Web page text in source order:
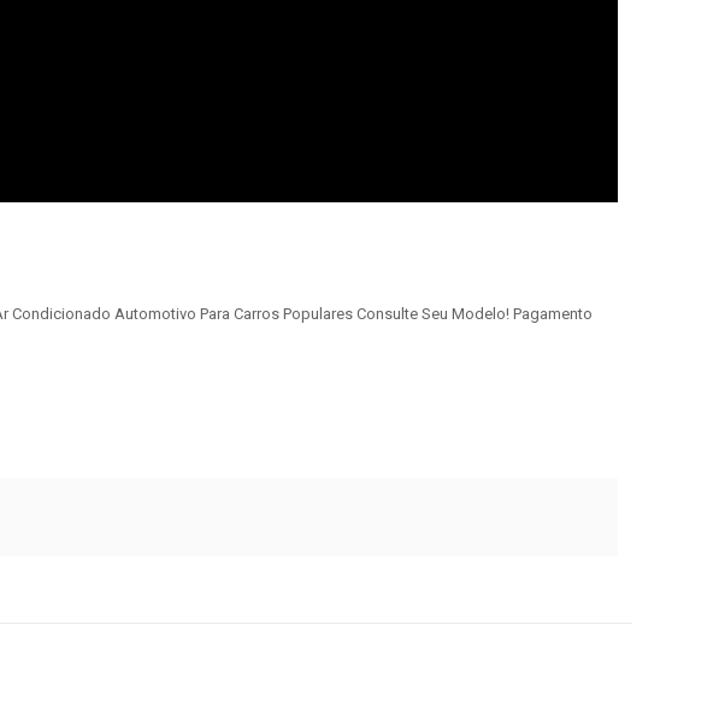
Automotivo Para Carros Populares Consulte Seu Modelo! Pagamento